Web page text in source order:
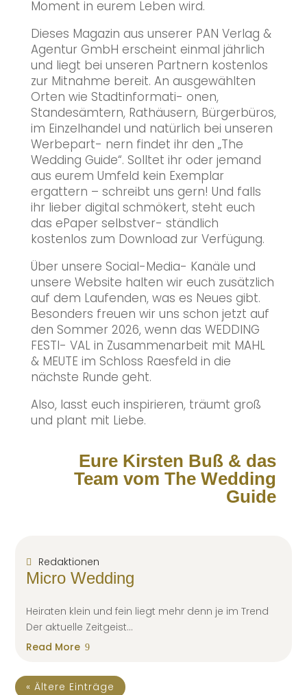
Moment in eurem Leben wird.
Dieses Magazin aus unserer PAN Verlag &
Agentur GmbH erscheint einmal jährlich
und liegt bei unseren Partnern kostenlos
zur Mitnahme bereit. An ausgewählten
Orten wie Stadtinformati- onen,
Standesämtern, Rathäusern, Bürgerbüros,
im Einzelhandel und natürlich bei unseren
Werbepart- nern findet ihr den „The
Wedding Guide“. Solltet ihr oder jemand
aus eurem Umfeld kein Exemplar
ergattern – schreibt uns gern! Und falls
ihr lieber digital schmökert, steht euch
das ePaper selbstver- ständlich
kostenlos zum Download zur Verfügung.
Über unsere Social-Media- Kanäle und
unsere Website halten wir euch zusätzlich
auf dem Laufenden, was es Neues gibt.
Besonders freuen wir uns schon jetzt auf
den Sommer 2026, wenn das WEDDING
FESTI- VAL in Zusammenarbeit mit MAHL
& MEUTE im Schloss Raesfeld in die
nächste Runde geht.
Also, lasst euch inspirieren, träumt groß
und plant mit Liebe.
Eure Kirsten Buß & das
Team vom The Wedding
Guide
Redaktionen
Micro Wedding
Heiraten klein und fein liegt mehr denn je im Trend
Der aktuelle Zeitgeist...
Read More
« Ältere Einträge